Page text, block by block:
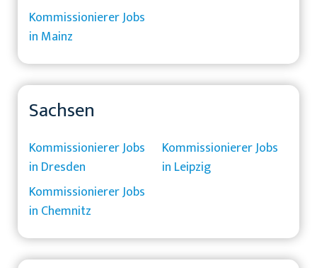
Kommissionierer Jobs
in Mainz
Sachsen
Kommissionierer Jobs
in Dresden
Kommissionierer Jobs
in Leipzig
Kommissionierer Jobs
in Chemnitz